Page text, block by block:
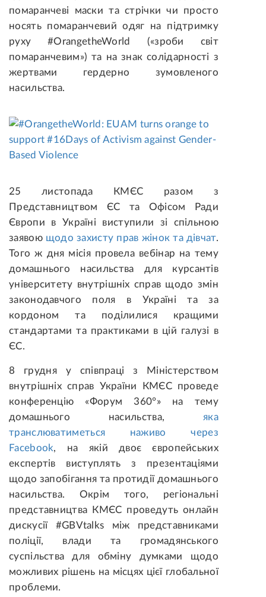
помаранчеві маски та стрічки чи просто
носять помаранчевий одяг на підтримку
руху #OrangetheWorld («зроби світ
помаранчевим») та на знак солідарності з
жертвами гердерно зумовленого
насильства.
25 листопада КМЄС разом з
Представництвом ЄС та Офісом Ради
Європи в Україні виступили зі спільною
заявою щодо захисту прав жінок та дівчат.
Того ж дня місія провела вебінар на тему
домашнього насильства для курсантів
університету внутрішніх справ щодо змін
законодавчого поля в Україні та за
кордоном та поділилися кращими
стандартами та практиками в цій галузі в
ЄС.
8 грудня у співпраці з Міністерством
внутрішніх справ України КМЄС проведе
конференцію «Форум 360°» на тему
домашнього насильства, яка
транслюватиметься наживо через
Facebook, на якій двоє європейських
експертів виступлять з презентаціями
щодо запобігання та протидії домашнього
насильства. Окрім того, регіональні
представництва КМЄС проведуть онлайн
дискусії #GBVtalks між представниками
поліції, влади та громадянського
суспільства для обміну думками щодо
можливих рішень на місцях цієї глобальної
проблеми.